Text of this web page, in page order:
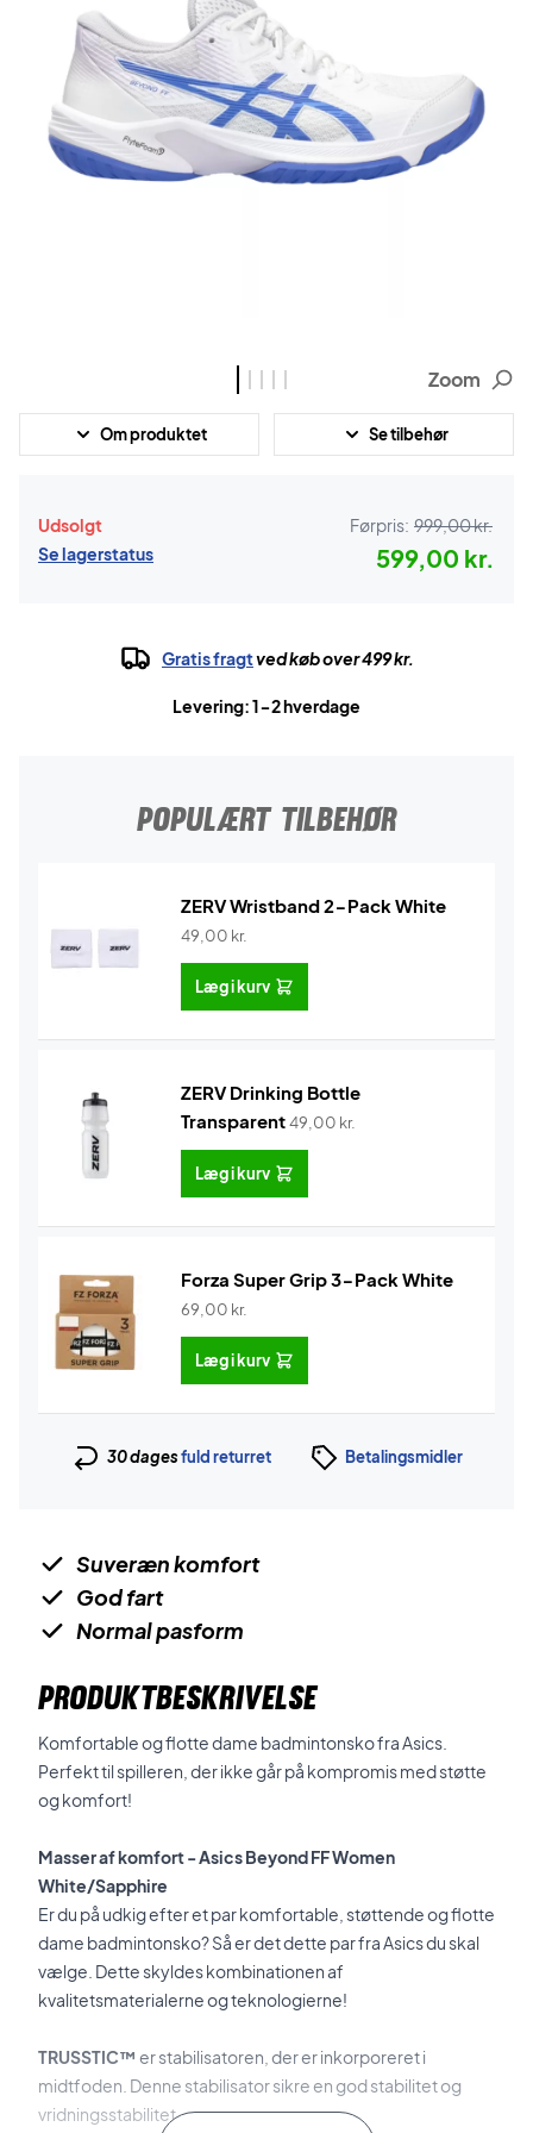
Zoom
Om produktet Se tilbehør
Udsolgt
Se lagerstatus
Førpris: 999,00 kr.
599,00 kr.
Gratis fragtved køb over 499 kr.
Levering: 1-2 hverdage
POPULÆRT TILBEHØR
ZERV Wristband 2-Pack White
49,00 kr.
Læg i kurv
ZERV Drinking Bottle
Transparent49,00 kr.
Læg i kurv
Forza Super Grip 3-Pack White
69,00 kr.
Læg i kurv
30 dagesfuld returret Betalingsmidler
Suveræn komfort
God fart
Normal pasform
PRODUKTBESKRIVELSE
Komfortable og flotte dame badmintonsko fra Asics.
Perfekt til spilleren, der ikke går på kompromis med støtte
og komfort!
Masser af komfort - Asics Beyond FF Women
White/Sapphire
Er du på udkig efter et par komfortable, støttende og flotte
dame badmintonsko? Så er det dette par fra Asics du skal
vælge. Dette skyldes kombinationen af
kvalitetsmaterialerne og teknologierne!
TRUSSTIC™ er stabilisatoren, der er inkorporeret i
midtfoden. Denne stabilisator sikre en god stabilitet og
vridningsstabilitet.